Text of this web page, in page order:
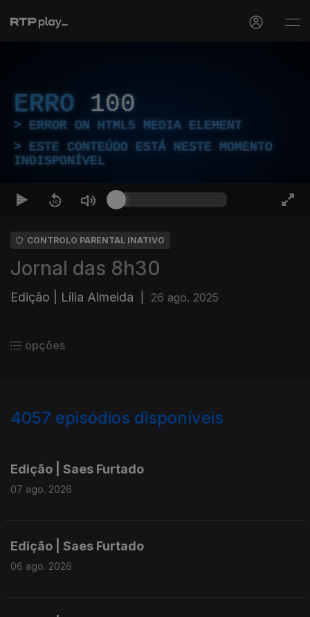
ERRO 100
ERROR ON HTML5 MEDIA ELEMENT
ESTE CONTEÚDO ESTÁ NESTE MOMENTO
INDISPONÍVEL
CONTROLO PARENTAL INATIVO
Jornal das 8h30
Edição | Lília Almeida 26 ago. 2025
opções
4057 episódios disponíveis
Edição | Saes Furtado
07 ago. 2026
Edição | Saes Furtado
06 ago. 2026